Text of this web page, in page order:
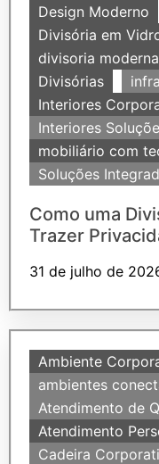
Design Moderno
Divisória em
divisoria moderna
Divisórias
Interiores
Interiores
mobiliário com
Soluções
Como uma
Trazer
31 de julho de
Ambiente
ambientes
Atendimento de
Atendimento
Cadeira